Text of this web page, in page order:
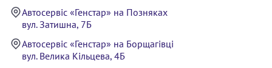
Автосервіс «Генстар» на Позняках
вул. Затишна, 7Б
Автосервіс «Генстар» на Борщагівці
вул. Велика Кільцева, 4Б